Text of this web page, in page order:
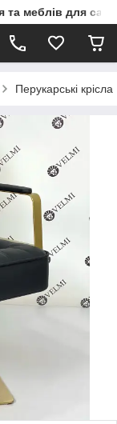
меблів для
Перукарські крісла